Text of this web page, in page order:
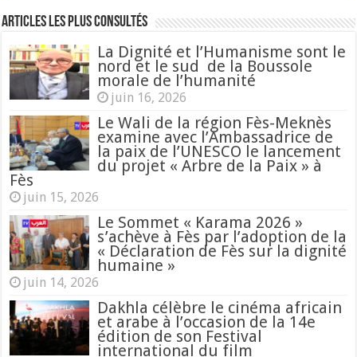
Articles les plus consultés
La Dignité et l’Humanisme sont le
nord et le sud de la Boussole
morale de l’humanité
juin 16, 2026
Le Wali de la région Fès-Meknès
examine avec l’Ambassadrice de
la paix de l’UNESCO le lancement
du projet « Arbre de la Paix » à
Fès
juin 15, 2026
Le Sommet « Karama 2026 »
s’achève à Fès par l’adoption de la
« Déclaration de Fès sur la dignité
humaine »
juin 14, 2026
Dakhla célèbre le cinéma africain
et arabe à l’occasion de la 14e
édition de son Festival
international du film